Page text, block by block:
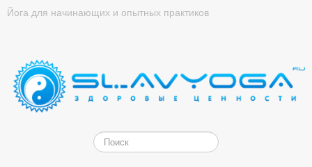
Йога для начинающих и опытных практиков